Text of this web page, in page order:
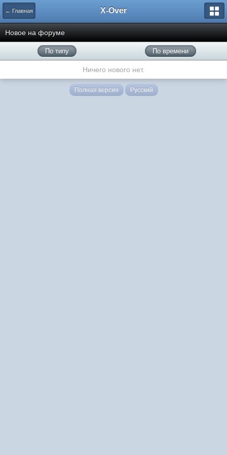
← Главная X-Over
Новое на форуме
По типу По времени
Ничего нового нет.
Полная версия Русский